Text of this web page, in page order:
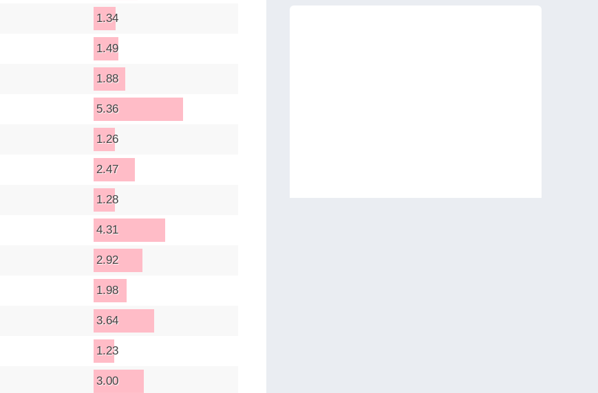
1.34
1.49
1.88
5.36
1.26
2.47
1.28
4.31
2.92
1.98
3.64
1.23
3.00